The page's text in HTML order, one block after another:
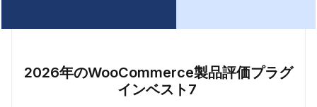
2026年のWooCommerce製品評価プラグ
インベスト7